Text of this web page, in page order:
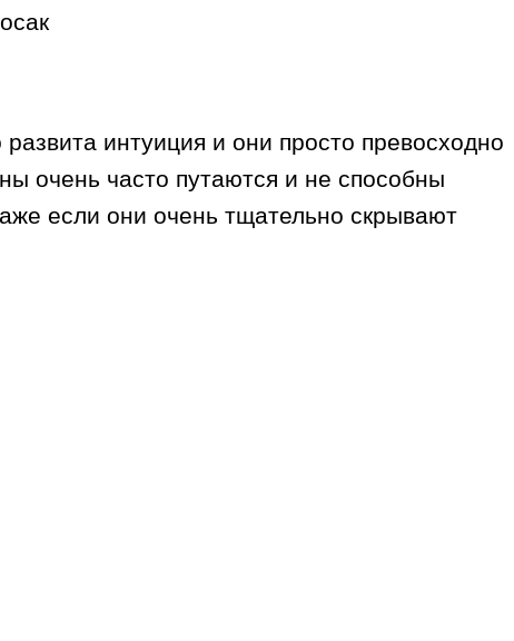
интуиция и они просто превосходно
очень часто путаются и не способны
если они очень тщательно скрывают